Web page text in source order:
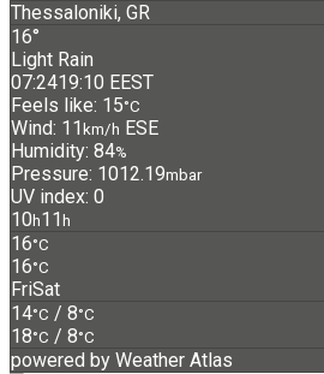
Thessaloniki, GR
16°
Light Rain
07:2419:10 EEST
Feels like: 15°C
Wind: 11 km/h ESE
Humidity: 84%
Pressure: 1012.19mbar
UV index: 0
10 h11 h
16°C
16°C
FriSat
14°C / 8°C
18°C / 8°C
powered by Weather Atlas